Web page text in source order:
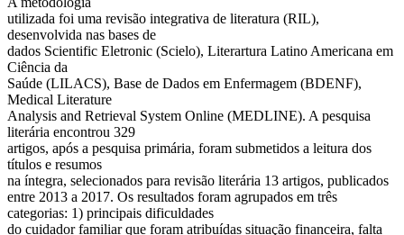
utilizada foi uma revisão integrativa de literatura (RIL),
desenvolvida nas bases de
dados Scientific Eletronic (Scielo), Literartura Latino Americana em
Ciência da
Saúde (LILACS), Base de Dados em Enfermagem (BDENF),
Medical Literature
Analysis and Retrieval System Online (MEDLINE). A pesquisa
literária encontrou 329
artigos, após a pesquisa primária, foram submetidos a leitura dos
títulos e resumos
na íntegra, selecionados para revisão literária 13 artigos, publicados
entre 2013 a 2017. Os resultados foram agrupados em três
categorias: 1) principais dificuldades
do cuidador familiar que foram atribuídas situação financeira, falta